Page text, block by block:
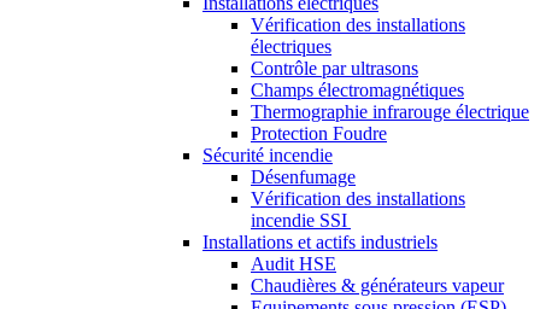
Vérification des installations
électriques
Contrôle par ultrasons
Champs électromagnétiques
Thermographie infrarouge électrique
Protection Foudre
Sécurité incendie
Désenfumage
Vérification des installations
incendie SSI
Installations et actifs industriels
Audit HSE
Chaudières & générateurs vapeur